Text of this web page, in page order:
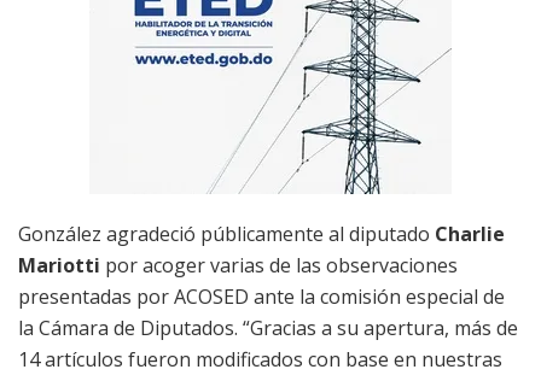
González agradeció públicamente al diputado Charlie
Mariotti por acoger varias de las observaciones
presentadas por ACOSED ante la comisión especial de
la Cámara de Diputados. “Gracias a su apertura, más de
14 artículos fueron modificados con base en nuestras